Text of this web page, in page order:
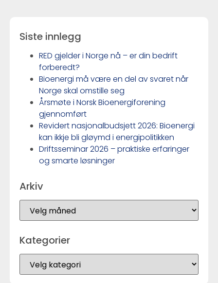
Siste innlegg
RED gjelder i Norge nå – er din bedrift
forberedt?
Bioenergi må være en del av svaret når
Norge skal omstille seg
Årsmøte i Norsk Bioenergiforening
gjennomført
Revidert nasjonalbudsjett 2026: Bioenergi
kan ikkje bli gløymd i energipolitikken
Driftsseminar 2026 – praktiske erfaringer
og smarte løsninger
Arkiv
Kategorier